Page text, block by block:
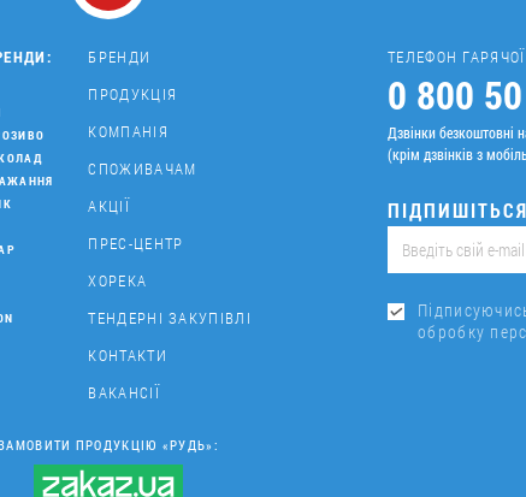
БРЕНДИ
ПРОДУКЦІЯ
КОМПАНІЯ
СПОЖИВАЧАМ
АКЦІЇ
ПРЕС-ЦЕНТР
ХОРЕКА
ТЕНДЕРНІ ЗАКУПІВЛІ
КОНТАКТИ
ВАКАНСІЇ
ТЕЛЕФОН ГАРЯЧОЇ
0 800
Дзвінки безкоштовні
(крім дзвінків з
обробку
ПРОДУКЦІЮ «РУДЬ»: